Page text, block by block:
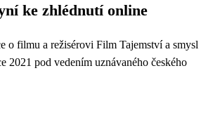
ke zhlédnutí online
o filmu a režisérovi Film Tajemství a smysl
2021 pod vedením uznávaného českého